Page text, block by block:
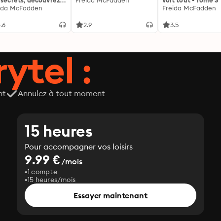
...
McFadden
2.9
Freida McFadden
3.5
:
Annulez à tout moment
15 heures
Pour accompagner vos loisirs
9.99 €/mois
1 compte
15 heures/mois
Essayer maintenant